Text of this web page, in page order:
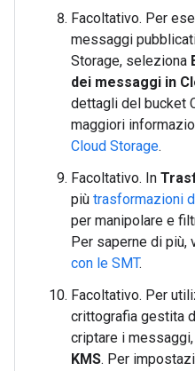
Facoltativo. Per
messaggi
Storage, seleziona
dei messaggi in
dettagli del bucket
maggiori
Cloud Storage.
Facoltativo. In
più trasformazioni
per manipolare e
Per saperne di più,
con le SMT.
Facoltativo. Per
crittografia gestita
criptare i
KMS. Per